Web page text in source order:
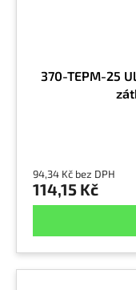
370-TEPM-25
94,34 Kč bez DPH
114,15 Kč